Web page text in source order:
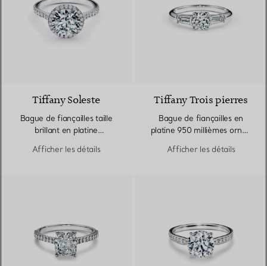
Tiffany Soleste
Bague de fiançailles taille
brillant en platine
Afficher les détails
Tiffany Trois pierres
Bague de fiançailles en
platine 950 millièmes ornée
baguette
Afficher les détails